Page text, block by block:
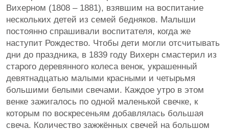
Вихерном (1808 – 1881), взявшим на воспитание
нескольких детей из семей бедняков. Малыши
постоянно спрашивали воспитателя, когда же
наступит Рождество. Чтобы дети могли отсчитывать
дни до праздника, в 1839 году Вихерн смастерил из
старого деревянного колеса венок, украшенный
девятнадцатью малыми красными и четырьмя
большими белыми свечами. Каждое утро в этом
венке зажигалось по одной маленькой свечке, к
которым по воскресеньям добавлялась большая
свеча. Количество зажжённых свечей на большом